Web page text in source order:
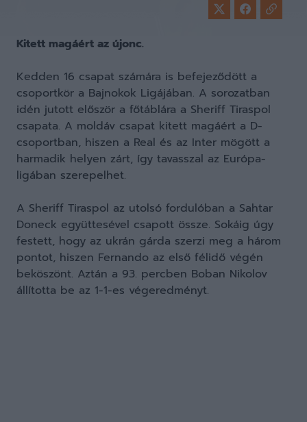
Kitett magáért az újonc.
Kedden 16 csapat számára is befejeződött a
csoportkör a Bajnokok Ligájában. A sorozatban
idén jutott először a főtáblára a Sheriff Tiraspol
csapata. A moldáv csapat kitett magáért a D-
csoportban, hiszen a Real és az Inter mögött a
harmadik helyen zárt, így tavasszal az Európa-
ligában szerepelhet.
A Sheriff Tiraspol az utolsó fordulóban a Sahtar
Doneck együttesével csapott össze. Sokáig úgy
festett, hogy az ukrán gárda szerzi meg a három
pontot, hiszen Fernando az első félidő végén
beköszönt. Aztán a 93. percben Boban Nikolov
állította be az 1-1-es végeredményt.